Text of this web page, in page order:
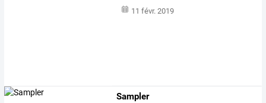
11 févr. 2019
Sampler